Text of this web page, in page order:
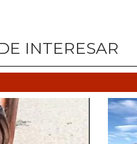
INTERESAR